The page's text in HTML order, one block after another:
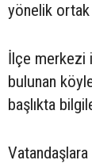
yönelik ortak
İlçe merkezi
bulunan
başlıkta
Vatandaşlara